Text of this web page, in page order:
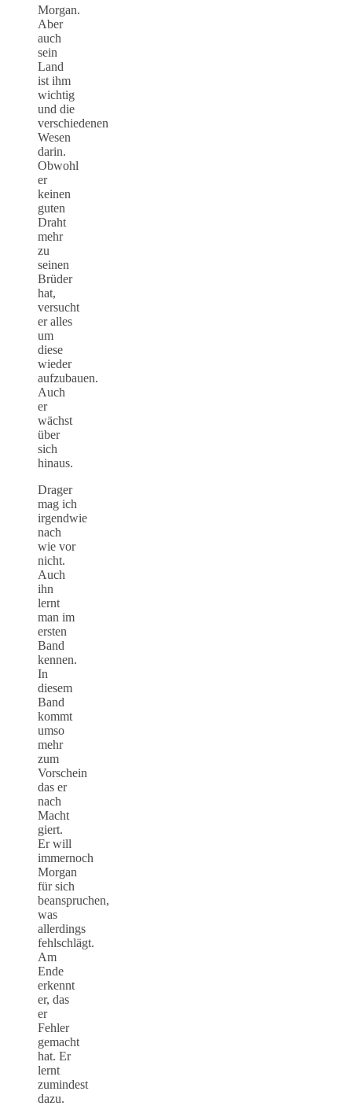
Morgan.
Aber
auch
sein
Land
ist ihm
wichtig
und die
verschiedenen
Wesen
darin.
Obwohl
er
keinen
guten
Draht
mehr
zu
seinen
Brüder
hat,
versucht
er alles
um
diese
wieder
aufzubauen.
Auch
er
wächst
über
sich
hinaus.
Drager
mag ich
irgendwie
nach
wie vor
nicht.
Auch
ihn
lernt
man im
ersten
Band
kennen.
In
diesem
Band
kommt
umso
mehr
zum
Vorschein
das er
nach
Macht
giert.
Er will
immernoch
Morgan
für sich
beanspruchen,
was
allerdings
fehlschlägt.
Am
Ende
erkennt
er, das
er
Fehler
gemacht
hat. Er
lernt
zumindest
dazu.